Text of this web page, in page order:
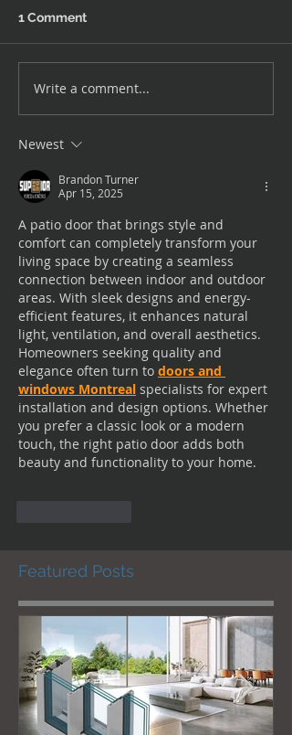
Featured Posts
1 Comment
Write a comment...
Newest
Brandon Turner
Apr 15, 2025
A patio door that brings style and
comfort can completely transform your
living space by creating a seamless
connection between indoor and outdoor
areas. With sleek designs and energy-
efficient features, it enhances natural
light, ventilation, and overall aesthetics.
Homeowners seeking quality and
elegance often turn to doors and
windows Montreal specialists for expert
installation and design options. Whether
you prefer a classic look or a modern
touch, the right patio door adds both
beauty and functionality to your home.